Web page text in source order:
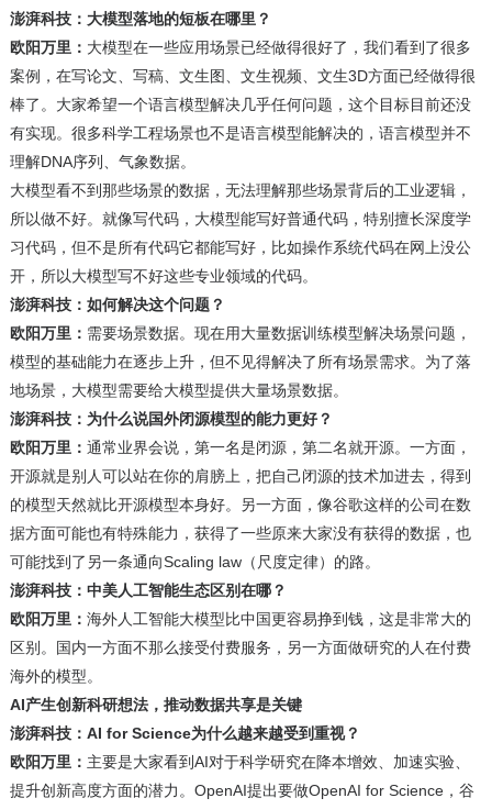
澎湃科技：大模型落地的短板在哪里？
欧阳万里： 大模型在一些应用场景已经做得很好了，我们看到了很多
案例，在写论文、写稿、文生图、文生视频、文生3D方面已经做得很
棒了。大家希望一个语言模型解决几乎任何问题，这个目标目前还没
有实现。很多科学工程场景也不是语言模型能解决的，语言模型并不
理解DNA序列、气象数据。
大模型看不到那些场景的数据，无法理解那些场景背后的工业逻辑，
所以做不好。就像写代码，大模型能写好普通代码，特别擅长深度学
习代码，但不是所有代码它都能写好，比如操作系统代码在网上没公
开，所以大模型写不好这些专业领域的代码。
澎湃科技：如何解决这个问题？
欧阳万里： 需要场景数据。现在用大量数据训练模型解决场景问题，
模型的基础能力在逐步上升，但不见得解决了所有场景需求。为了落
地场景，大模型需要给大模型提供大量场景数据。
澎湃科技：为什么说国外闭源模型的能力更好？
欧阳万里： 通常业界会说，第一名是闭源，第二名就开源。一方面，
开源就是别人可以站在你的肩膀上，把自己闭源的技术加进去，得到
的模型天然就比开源模型本身好。另一方面，像谷歌这样的公司在数
据方面可能也有特殊能力，获得了一些原来大家没有获得的数据，也
可能找到了另一条通向Scaling law（尺度定律）的路。
澎湃科技：中美人工智能生态区别在哪？
欧阳万里： 海外人工智能大模型比中国更容易挣到钱，这是非常大的
区别。国内一方面不那么接受付费服务，另一方面做研究的人在付费
海外的模型。
AI产生创新科研想法，推动数据共享是关键
澎湃科技：AI for Science为什么越来越受到重视？
欧阳万里： 主要是大家看到AI对于科学研究在降本增效、加速实验、
提升创新高度方面的潜力。OpenAI提出要做OpenAI for Science，谷